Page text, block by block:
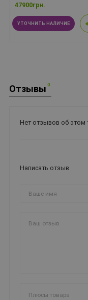
47900грн.
УТОЧНИТЬ НАЛИЧИЕ
Отзывы 0
Нет отзывов об этом
Написать отзыв